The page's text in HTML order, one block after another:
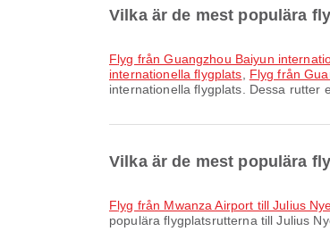
Vilka är de mest populära
Flyg från Guangzhou Baiyun
internationella flygplats
Flyg från
internationella flygplats. Dessa rutter
Vilka är de mest populära
Flyg från Mwanza Airport till Julius
populära flygplatsrutterna till Julius